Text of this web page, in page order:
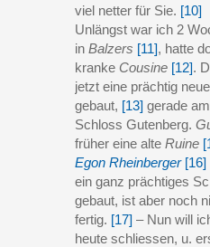
viel netter für Sie. [10]
Unlängst war ich 2
in Balzers [11], hatte
kranke Cousine [12].
jetzt eine prächtig
gebaut, [13] gerade
Schloss Gutenberg.
früher eine alte Ruine
Egon Rheinberger [16]
ein ganz prächtiges
gebaut, ist aber noch
fertig. [17] – Nun will
heute schliessen, u.